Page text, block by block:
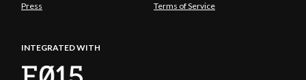
Press Terms of Service
INTEGRATED WITH